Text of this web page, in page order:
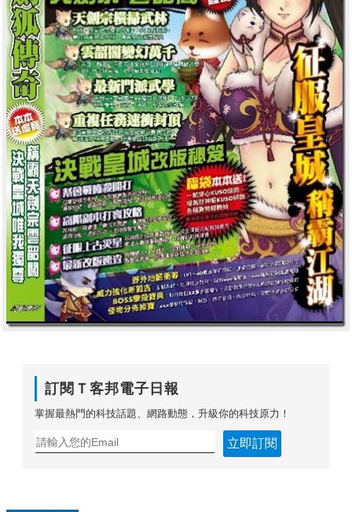
訂閱Ｔ客邦電子日報
掌握最熱門的科技話題、網路動態，升級你的科技原力！
立即訂閱